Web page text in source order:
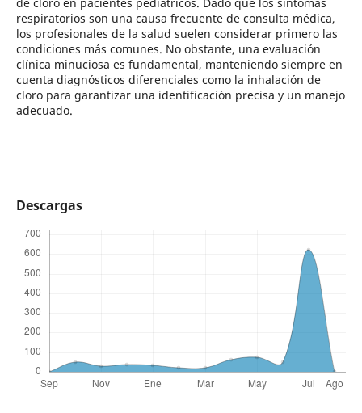
respiratorios son una causa frecuente de consulta médica,
los profesionales de la salud suelen considerar primero las
condiciones más comunes. No obstante, una evaluación
clínica minuciosa es fundamental, manteniendo siempre en
cuenta diagnósticos diferenciales como la inhalación de
cloro para garantizar una identificación precisa y un manejo
adecuado.
Descargas